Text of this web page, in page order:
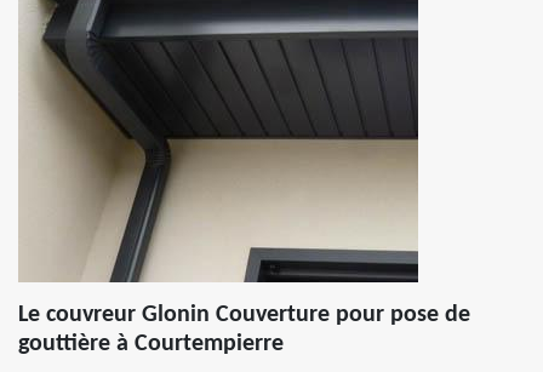
Le couvreur Glonin Couverture pour pose de
gouttière à Courtempierre